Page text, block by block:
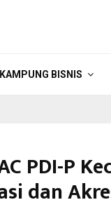
KAMPUNG BISNIS
PDI-P
dan